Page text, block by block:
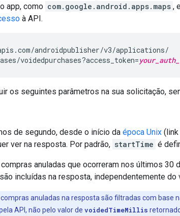
app, como com.google.android.apps.maps ,
à API.
voidedpurchases?access_token=
os seguintes parâmetros na sua solicitação,
de segundo, desde o início da época Unix (link
ver na resposta. Por padrão, startTime é
anuladas que ocorreram nos últimos 30
incluídas na resposta, independentemente do
anuladas na resposta são filtradas com base
API, não pelo valor de voidedTimeMillis